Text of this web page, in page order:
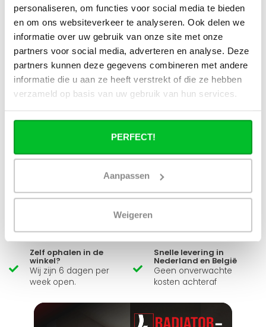
personaliseren, om functies voor social media te bieden
en om ons websiteverkeer te analyseren. Ook delen we
informatie over uw gebruik van onze site met onze
partners voor social media, adverteren en analyse. Deze
partners kunnen deze gegevens combineren met andere
informatie die u aan ze heeft verstrekt of die ze hebben
verzameld op basis van uw gebruik van hun services.
PERFECT!
Aanpassen
Weigeren
stadsverwarming?
Werkt een paneelradiator ook bij 40
graden aanvoertemperatuur?
Heb je een vraag over dit product ?
Simon helpt je graag en kan al je vragen beantwoorden.
Zelf ophalen in de
winkel?
Wij zijn 6 dagen per
week open.
Snelle levering in
Nederland en België
Geen onverwachte
kosten achteraf